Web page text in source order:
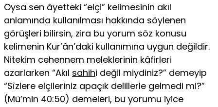
Oysa sen âyetteki “elçi” kelimesinin akıl
anlamında kullanılması hakkında söylenen
görüşleri bilirsin, zira bu yorum söz konusu
kelimenin Kur’ân’daki kul­lanımına uygun değildir.
Nitekim cehennem meleklerinin kâfirleri
azarlarken “Akıl sahihi değil miydiniz?” demeyip
“Sîzlere elçileriniz apaçık delillerle gel­medi mi?”
(Mü’min 40:50) demeleri, bu yorumu iyice